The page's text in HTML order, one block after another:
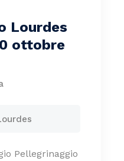
Lourdes
ottobre
Pellegrinaggio